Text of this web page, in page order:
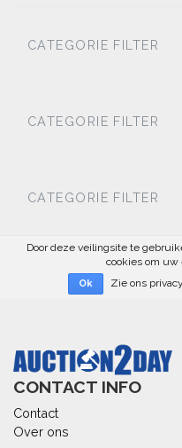
CATEGORIE FILTER
CATEGORIE FILTER
CATEGORIE FILTER
Door deze veilingsite te
cookies om uw
Ok Zie ons
CONTACT INFO
Contact
Over ons